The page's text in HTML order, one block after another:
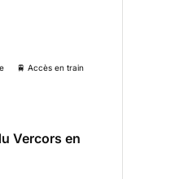
🚆 Accès en train
Vercors en